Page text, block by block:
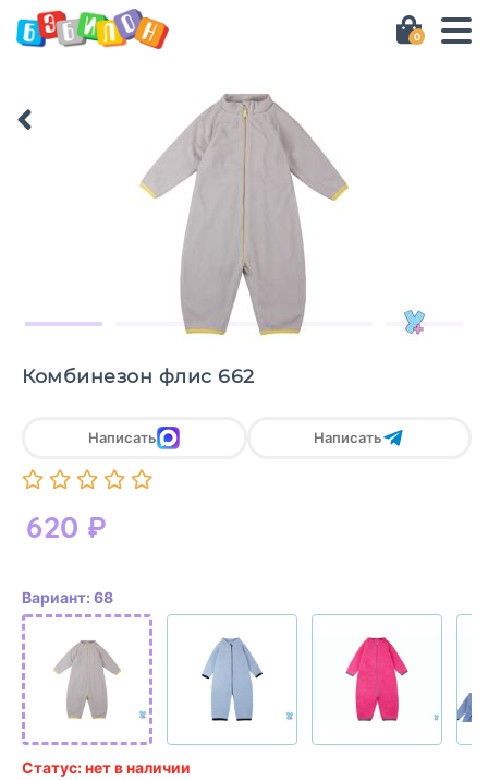
0
Комбинезон флис 662
620 ₽
Написать Написать
Вариант: 68
Статус: нет в наличии